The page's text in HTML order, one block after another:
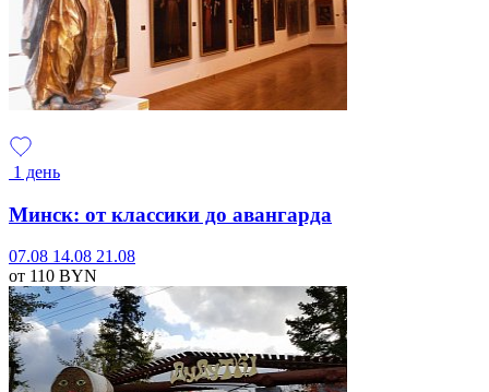
1 день
Минск: от классики до авангарда
07.08 14.08 21.08
от 110 BYN